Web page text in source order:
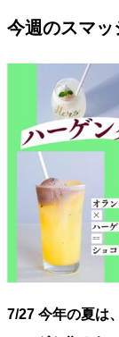
今週のスマッ
7/27 今年の夏は